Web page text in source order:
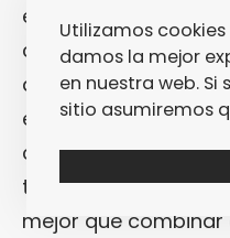
eventos que les
continuación, hay
actúan como nexo
ellos
configuración: el
tópico, de acuerdo…
mejor que
Utilizamos
damos la mejor
en nuestra web. Si
sitio asumiremos